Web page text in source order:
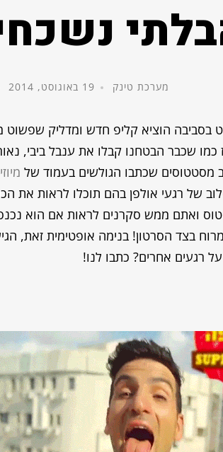
מערכת טינק 19 באוגוסט, 2014
בסביבה הוציא קליפ חדש ומדליק
כמו שכבר הבטחנו קבלו את ענבל ביבי,
מסטטוסים שכתבו הגולשים בעמוד של
של רגעי אולפן בהם תוכלו לראות
ואתם ממש סקרנים לראות אם הוא נכנס,
בצד הסרטון! בנימה אופטימית זאת,
רגעים אחרים? כתבו לנו!